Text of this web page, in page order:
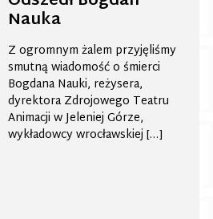
Nauka
Z ogromnym żalem przyjęliśmy
smutną wiadomość o śmierci
Bogdana Nauki, reżysera,
dyrektora Zdrojowego Teatru
Animacji w Jeleniej Górze,
wykładowcy wrocławskiej […]